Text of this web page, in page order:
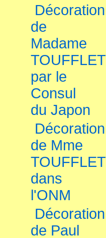
Décoration
de
Madame
TOUFFLET
par le
Consul
du Japon
Décoration
de Mme
TOUFFLET
dans
l'ONM
Décoration
de Paul